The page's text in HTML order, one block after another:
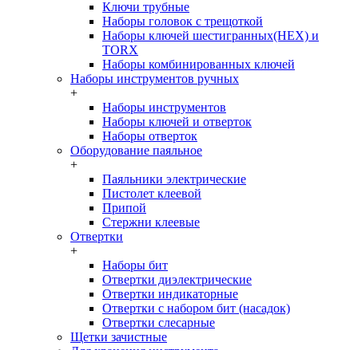
Ключи трубные
Наборы головок c трещоткой
Наборы ключей шестигранных(HEX) и
TORX
Наборы комбинированных ключей
Наборы инструментов ручных
+
Наборы инструментов
Наборы ключей и отверток
Наборы отверток
Оборудование паяльное
+
Паяльники электрические
Пистолет клеевой
Припой
Стержни клеевые
Отвертки
+
Наборы бит
Отвертки диэлектрические
Отвертки индикаторные
Отвертки с набором бит (насадок)
Отвертки слесарные
Щетки зачистные